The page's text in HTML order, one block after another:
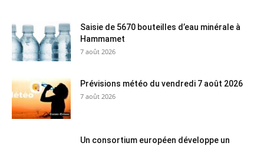
Saisie de 5670 bouteilles d’eau minérale à
Hammamet
7 août 2026
Prévisions météo du vendredi 7 août 2026
7 août 2026
Un consortium européen développe un